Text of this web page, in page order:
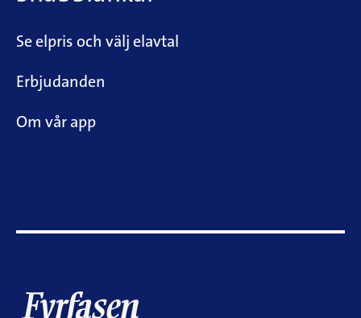
Se elpris och välj elavtal
Erbjudanden
Om vår app